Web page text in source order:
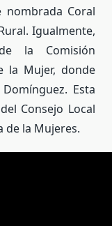
nombrada Coral
Igualmente,
la Comisión
la Mujer, donde
Esta
Consejo Local
de la Mujeres.